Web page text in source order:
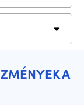
A